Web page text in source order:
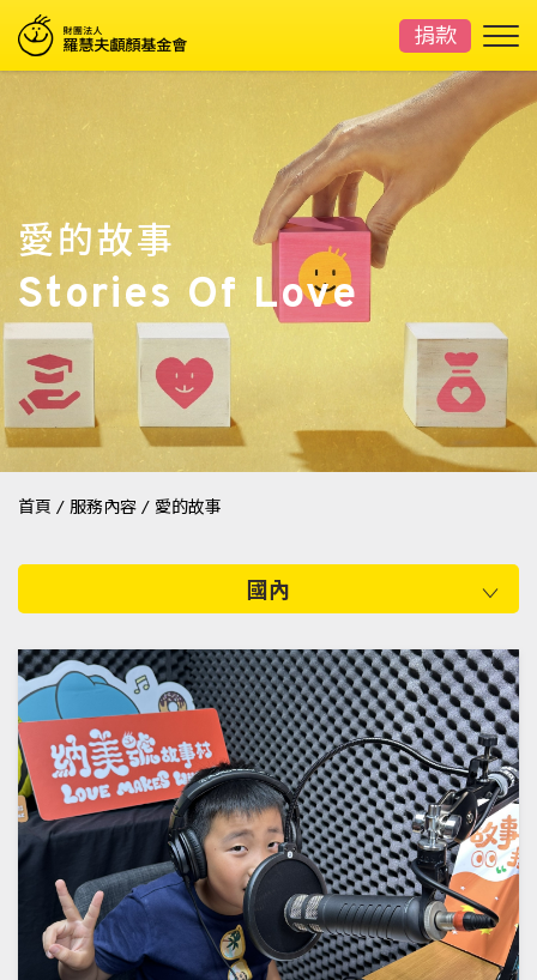
捐款
愛的故事
Stories Of Love
首頁 / 服務內容 / 愛的故事
國內